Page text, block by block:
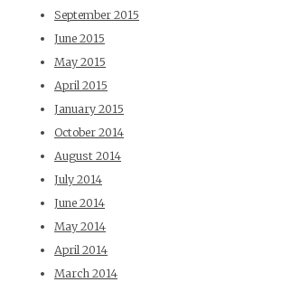
September 2015
June 2015
May 2015
April 2015
January 2015
October 2014
August 2014
July 2014
June 2014
May 2014
April 2014
March 2014